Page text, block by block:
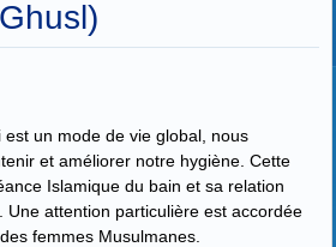
est un mode de vie global, nous
et améliorer notre hygiène. Cette
Islamique du bain et sa relation
Une attention particulière est accordée
femmes Musulmanes.